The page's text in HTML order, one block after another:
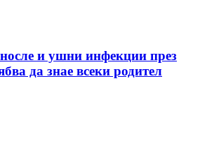
и ушни инфекции през
да знае всеки родител